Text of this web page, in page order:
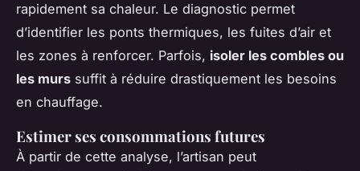
rapidement sa chaleur. Le diagnostic permet
d’identifier les ponts thermiques, les fuites d’air et
les zones à renforcer. Parfois, isoler les combles ou
les murs suffit à réduire drastiquement les besoins
en chauffage.
Estimer ses consommations futures
À partir de cette analyse, l’artisan peut